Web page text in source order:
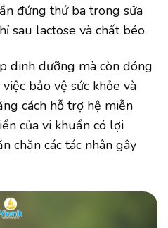
đứng thứ ba trong sữa
sau lactose và chất béo.
dinh dưỡng mà còn đóng
bảo vệ sức khỏe và
cách hỗ trợ hệ miễn
của vi khuẩn có lợi
chặn các tác nhân gây